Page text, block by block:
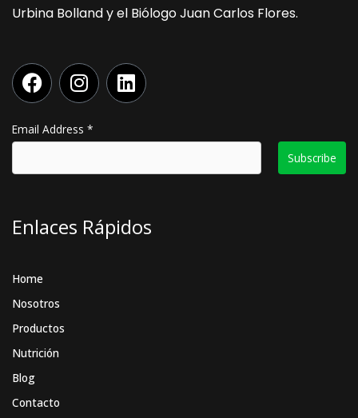
Urbina Bolland y el Biólogo Juan Carlos Flores.
F
a
c
e
b
o
I
n
s
t
a
g
m
L
i
n
e
d
Email Address *
Enlaces Rápidos
Home
Nosotros
Productos
Nutrición
Blog
Contacto